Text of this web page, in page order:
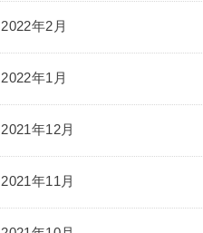
2022年2月
2022年1月
2021年12月
2021年11月